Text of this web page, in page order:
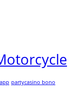
partycasino bono